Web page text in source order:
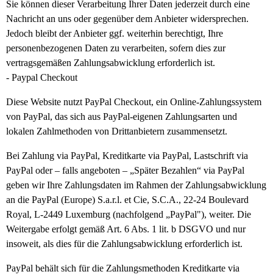
Sie können dieser Verarbeitung Ihrer Daten jederzeit durch eine
Nachricht an uns oder gegenüber dem Anbieter widersprechen.
Jedoch bleibt der Anbieter ggf. weiterhin berechtigt, Ihre
personenbezogenen Daten zu verarbeiten, sofern dies zur
vertragsgemäßen Zahlungsabwicklung erforderlich ist.
- Paypal Checkout
Diese Website nutzt PayPal Checkout, ein Online-Zahlungssystem
von PayPal, das sich aus PayPal-eigenen Zahlungsarten und
lokalen Zahlmethoden von Drittanbietern zusammensetzt.
Bei Zahlung via PayPal, Kreditkarte via PayPal, Lastschrift via
PayPal oder – falls angeboten – „Später Bezahlen“ via PayPal
geben wir Ihre Zahlungsdaten im Rahmen der Zahlungsabwicklung
an die PayPal (Europe) S.a.r.l. et Cie, S.C.A., 22-24 Boulevard
Royal, L-2449 Luxemburg (nachfolgend „PayPal"), weiter. Die
Weitergabe erfolgt gemäß Art. 6 Abs. 1 lit. b DSGVO und nur
insoweit, als dies für die Zahlungsabwicklung erforderlich ist.
PayPal behält sich für die Zahlungsmethoden Kreditkarte via